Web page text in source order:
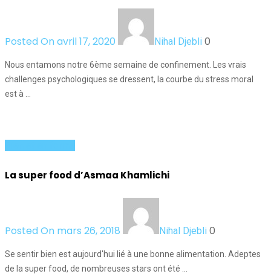
Posted On avril 17, 2020 Nihal Djebli 0
Nous entamons notre 6ème semaine de confinement. Les vrais
challenges psychologiques se dressent, la courbe du stress moral
est à …
La super food d’Asmaa Khamlichi
Posted On mars 26, 2018 Nihal Djebli 0
Se sentir bien est aujourd'hui lié à une bonne alimentation. Adeptes
de la super food, de nombreuses stars ont été …